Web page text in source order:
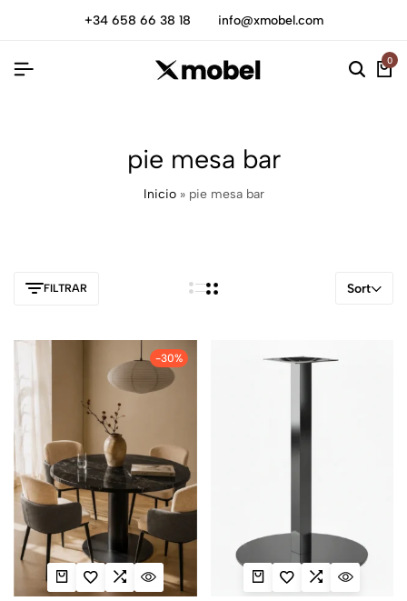
+34 658 66 38 18 info@xmobel.com
0
pie mesa bar
Inicio» pie mesa bar
FILTRAR Sort
-30%